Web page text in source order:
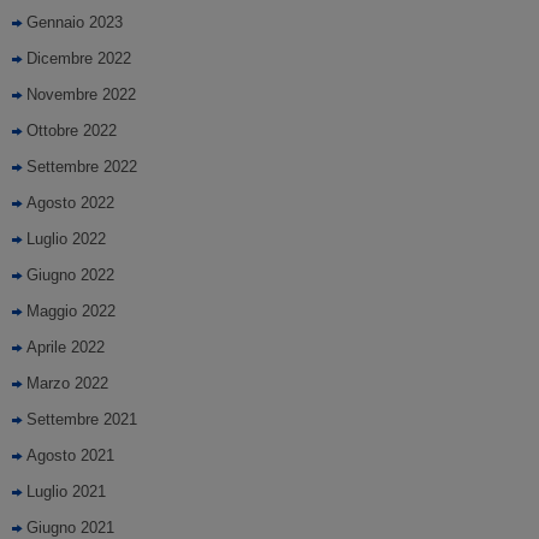
Gennaio 2023
Dicembre 2022
Novembre 2022
Ottobre 2022
Settembre 2022
Agosto 2022
Luglio 2022
Giugno 2022
Maggio 2022
Aprile 2022
Marzo 2022
Settembre 2021
Agosto 2021
Luglio 2021
Giugno 2021